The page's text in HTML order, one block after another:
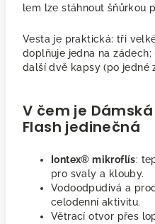
lem lze stáhnout šňůrkou
Vesta je praktická: tři
doplňuje jedna na
další dvě kapsy (po jedné
V čem je
Flash jedinečná
Iontex® mikroflís:
pro svaly a klouby.
Vodoodpudivá a
celodenní aktivitu.
Větrací otvor přes